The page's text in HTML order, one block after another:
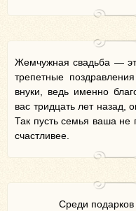
Жемчужная свадьба —
трепетные
внуки, ведь именно
вас тридцать лет назад,
Так пусть семья ваша не
счастливее.
Среди